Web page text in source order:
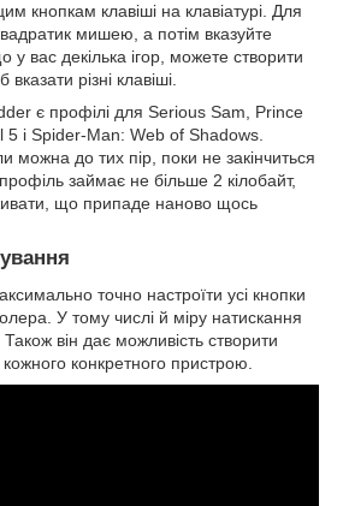
кнопкам клавіші на клавіатурі. Для
мишею, а потім вказуйте
у вас декілька ігор, можете створити
різні клавіші.
є профілі для Serious Sam, Prince
і Spider-Man: Web of Shadows.
можна до тих пір, поки не закінчиться
займає не більше 2 кілобайт,
що припаде наново щось
точно настроїти усі кнопки
У тому числі й міру натискання
Також він дає можливість створити
конкретного пристрою.